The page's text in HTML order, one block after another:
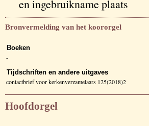
en ingebruikname plaats
Bronvermelding van het koororgel
Boeken
-
Tijdschriften en andere uitgaves
contactbrief voor kerkenverzamelaars 125(2018)2
Hoofdorgel